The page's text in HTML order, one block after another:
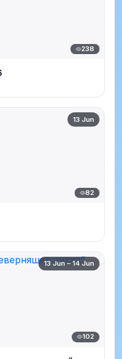
238
13 Jun
82
13 Jun – 14 Jun
102